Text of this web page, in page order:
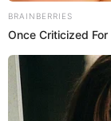
23 May 2023 | 14:22 h